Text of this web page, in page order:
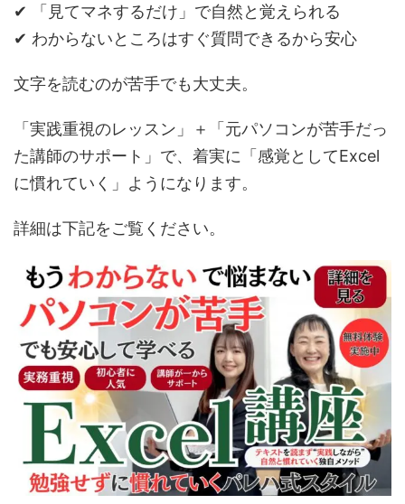
✔ 「見てマネするだけ」で自然と覚えられる
✔ わからないところはすぐ質問できるから安心
文字を読むのが苦手でも大丈夫。
「実践重視のレッスン」＋「元パソコンが苦手だっ
た講師のサポート」で、着実に「感覚としてExcel
に慣れていく」ようになります。
詳細は下記をご覧ください。